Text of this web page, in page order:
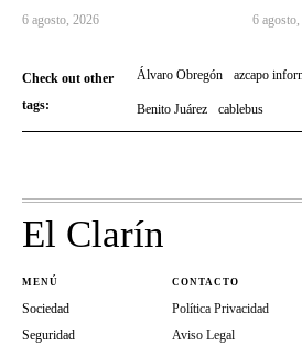
6 agosto, 2026 6
Check out other
tags:
Álvaro Obregón azcapo
Benito Juárez cablebus
El Clarín
MENÚ
Sociedad
Seguridad
CONTACTO
Política Privacidad
Aviso Legal